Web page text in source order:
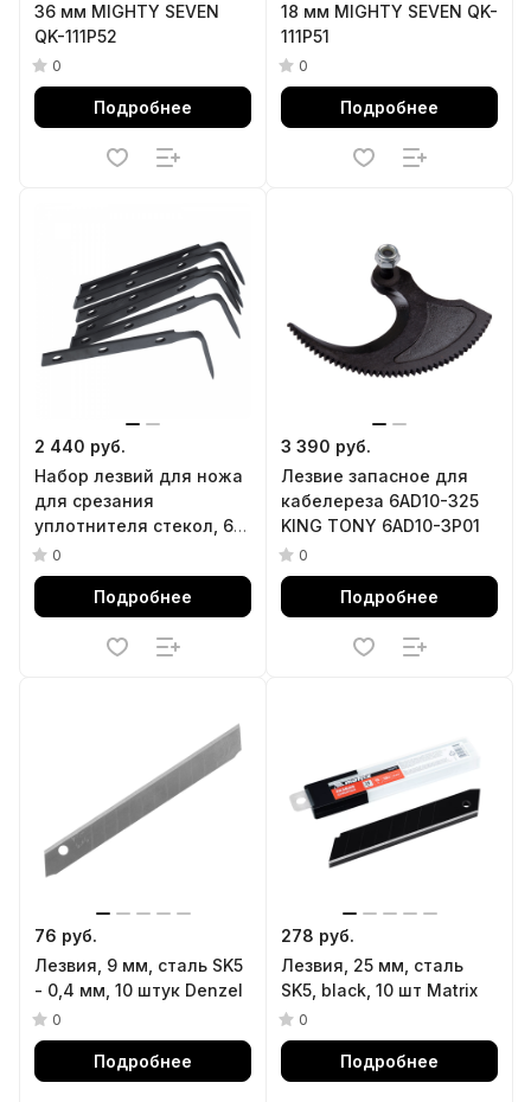
36 мм MIGHTY SEVEN
QK-111P52
0
Подробнее
18 мм MIGHTY SEVEN QK-
111P51
0
Подробнее
2 440 руб.
Набор лезвий для ножа
для срезания
уплотнителя стекол, 6
шт МАСТАК 107-03061
0
Подробнее
3 390 руб.
Лезвие запасное для
кабелереза 6AD10-325
KING TONY 6AD10-3P01
0
Подробнее
76 руб.
Лезвия, 9 мм, сталь SK5
- 0,4 мм, 10 штук Denzel
0
Подробнее
278 руб.
Лезвия, 25 мм, сталь
SK5, black, 10 шт Matrix
0
Подробнее